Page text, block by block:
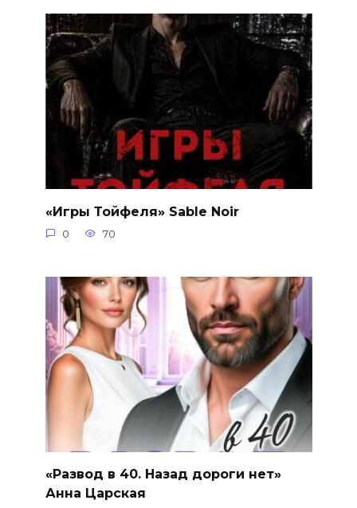
«Игры Тойфеля» Sable Noir
0 70
«Развод в 40. Назад дороги нет»
Анна Царская